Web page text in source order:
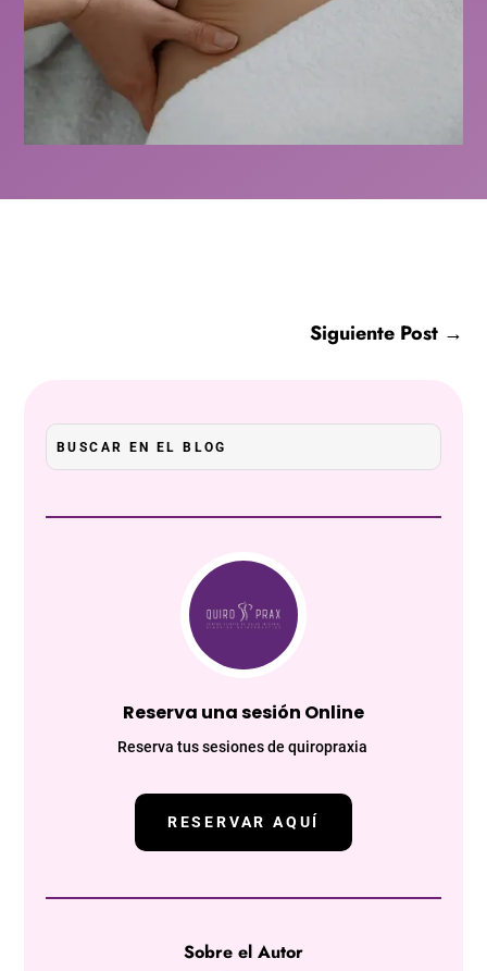
Siguiente Post→
Reserva una sesión Online
Reserva tus sesiones de quiropraxia
RESERVAR AQUÍ
Sobre el Autor